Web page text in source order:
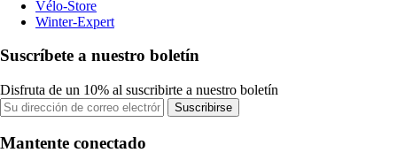
Vélo-Store
Winter-Expert
Suscríbete a nuestro boletín
Disfruta de un 10% al suscribirte a nuestro boletín
Suscribirse
Mantente conectado